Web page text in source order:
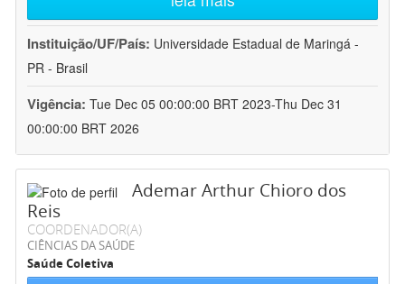
Instituição/UF/País: Universidade Estadual de Maringá -
PR - Brasil
Vigência: Tue Dec 05 00:00:00 BRT 2023-Thu Dec 31
00:00:00 BRT 2026
Ademar Arthur Chioro dos
Reis
COORDENADOR(A)
CIÊNCIAS DA SAÚDE
Saúde Coletiva